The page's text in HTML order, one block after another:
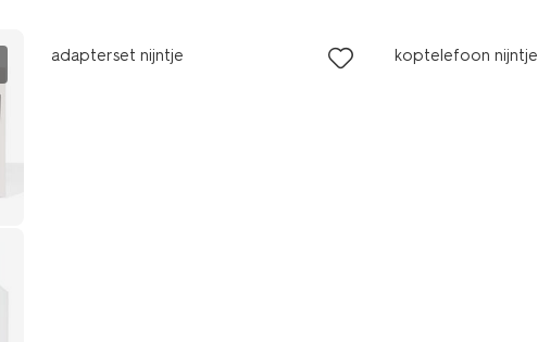
adapterset nijntje koptelefoon nijntje